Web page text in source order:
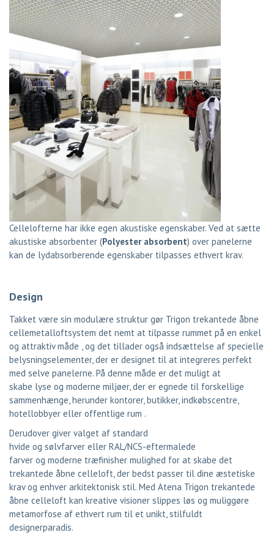
Cellelofterne har ikke egen akustiske egenskaber. Ved at sætte
akustiske absorbenter (Polyester absorbent) over panelerne
kan de lydabsorberende egenskaber tilpasses ethvert krav.
Design
Takket være sin modulære struktur gør Trigon trekantede åbne
cellemetalloftsystem det nemt at tilpasse rummet på en enkel
og attraktiv måde , og det tillader også indsættelse af specielle
belysningselementer, der er designet til at integreres perfekt
med selve panelerne. På denne måde er det muligt at
skabe lyse og moderne miljøer, der er egnede til forskellige
sammenhænge,herunder kontorer, butikker, indkøbscentre,
hotellobbyer eller offentlige rum .
Derudover giver valget af standard
hvide og sølvfarver eller RAL/NCS-eftermalede
farver og moderne træfinisher mulighed for at skabe det
trekantede åbne celleloft, der bedst passer til dine æstetiske
krav og enhver arkitektonisk stil. Med Atena Trigon trekantede
åbne celleloft kan kreative visioner slippes løs og muliggøre
metamorfose af ethvert rum til et unikt, stilfuldt
designerparadis.